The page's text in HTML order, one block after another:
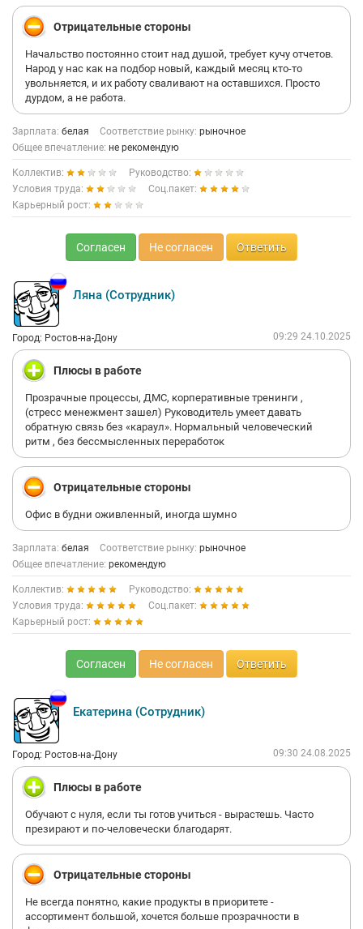
Отрицательные стороны
Начальство постоянно стоит над душой, требует кучу отчетов.
Народ у нас как на подбор новый, каждый месяц кто-то
увольняется, и их работу сваливают на оставшихся. Просто
дурдом, а не работа.
Зарплата: белая Соответствие рынку: рыночное
Общее впечатление: не рекомендую
Коллектив:
Руководство:
Условия труда:
Соц.пакет:
Карьерный рост:
Согласен Не согласен Ответить
Ляна (Сотрудник)
Город: Ростов-на-Дону 09:29 24.10.2025
Плюсы в работе
Прозрачные процессы, ДМС, корперативные тренинги ,
(стресс менежмент зашел) Руководитель умеет давать
обратную связь без «караул». Нормальный человеческий
ритм , без бессмысленных переработок
Отрицательные стороны
Офис в будни оживленный, иногда шумно
Зарплата: белая Соответствие рынку: рыночное
Общее впечатление: рекомендую
Коллектив:
Руководство:
Условия труда:
Соц.пакет:
Карьерный рост:
Согласен Не согласен Ответить
Екатерина (Сотрудник)
Город: Ростов-на-Дону 09:30 24.08.2025
Плюсы в работе
Обучают с нуля, если ты готов учиться - вырастешь. Часто
презирают и по-человечески благодарят.
Отрицательные стороны
Не всегда понятно, какие продукты в приоритете -
ассортимент большой, хочется больше прозрачности в